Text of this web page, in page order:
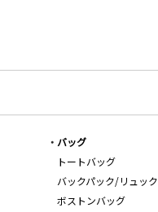
バッグ
トートバッグ
バックパック/リュック
ボストンバッグ